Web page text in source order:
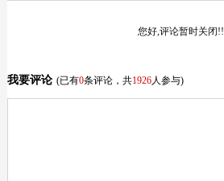
您好,评论暂时关闭!!
我要评论 (已有0条评论，共1926人参与)